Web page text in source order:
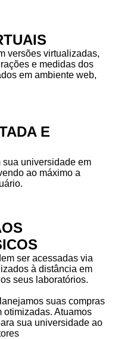
versões virtualizadas,
e medidas dos
em ambiente web,
E
universidade em
ao máximo a
ser acessadas via
à distância em
seus laboratórios.
suas compras
otimizadas. Atuamos
sua universidade ao